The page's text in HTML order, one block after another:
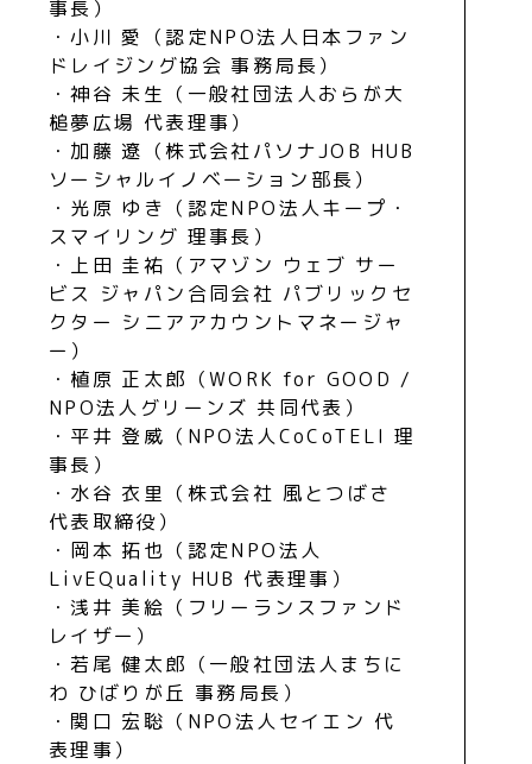
事長）
・小川 愛（認定NPO法人日本ファン
ドレイジング協会 事務局長）
・神谷 未生（一般社団法人おらが大
槌夢広場 代表理事）
・加藤 遼（株式会社パソナJOB HUB
ソーシャルイノベーション部長）
・光原 ゆき（認定NPO法人キープ・
スマイリング 理事長）
・上田 圭祐（アマゾン ウェブ サー
ビス ジャパン合同会社 パブリックセ
クター シニアアカウントマネージャ
ー）
・植原 正太郎（WORK for GOOD /
NPO法人グリーンズ 共同代表）
・平井 登威（NPO法人CoCoTELI 理
事長）
・水谷 衣里（株式会社 風とつばさ
代表取締役）
・岡本 拓也（認定NPO法人
LivEQuality HUB 代表理事）
・浅井 美絵（フリーランスファンド
レイザー）
・若尾 健太郎（一般社団法人まちに
わ ひばりが丘 事務局長）
・関口 宏聡（NPO法人セイエン 代
表理事）